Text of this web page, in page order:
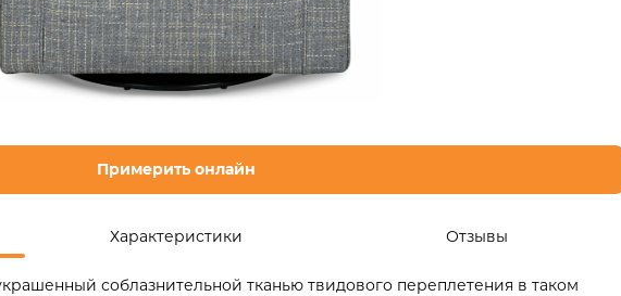
Примерить онлайн
Характеристики Отзывы
соблазнительной тканью твидового переплетения в таком